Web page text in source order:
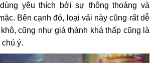
yêu thích bởi sự thông thoáng và
Bên cạnh đó, loại vải này cũng rất dễ
cũng như giá thành khá thấp cũng là
ý.